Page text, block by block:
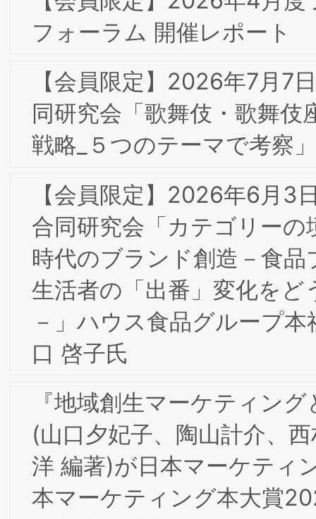
洋 編著)が日本マーケティング学会・日
本マーケティング本大賞2026にノミネ
【会員限定】2026年3月17日 第8回東阪
合同研究会「コーポレートブランド構築
に向けたデジタル・Web広告」キヤノ
マーケティングジャパン株式会社 西田
健氏
【会員限定】2026年5月8日 第１回東阪
合同研究会「FCビジネスとブランド」
【会員限定】2/25(水) 2025年度 第1回
的財産部会・第7回東京/大阪合同研究会
「テキストマイニング手法によるブラ
ディング分析の可能性」/日本ライセン
ス協会共同開催 レポート
【会員限定】2026年3月17日(火)第8回
京/大阪合同研究会「コーポレートブラ
ド構築に向けたデジタル・Web広告」
【重要】当研究所代表者・関係者を装っ
たLINE誘導迷惑メールについて